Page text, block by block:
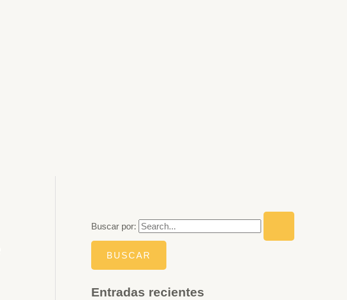
Buscar por:
Entradas recientes